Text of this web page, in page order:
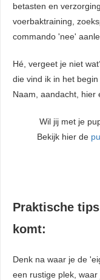
betasten en
voerbaktraining,
commando 'nee'
Hé, vergeet je niet
die vind ik in het
Naam, aandacht, hier
Wil jij met je
Bekijk hier de
Praktische
komt:
Denk na waar je de
een rustige plek,